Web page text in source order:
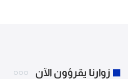
زوارنا يقرؤون الآن